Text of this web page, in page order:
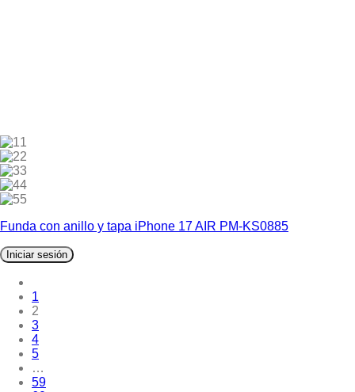
1
2
3
4
5
Funda con anillo y tapa iPhone 17 AIR PM-KS0885
Iniciar sesión
1
2
3
4
5
…
59